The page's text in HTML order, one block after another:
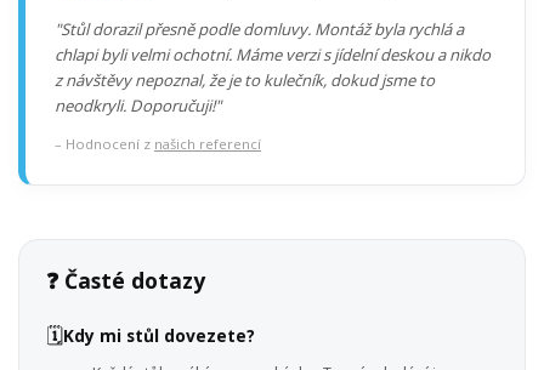
"Stůl dorazil přesně podle domluvy. Montáž byla rychlá a
chlapi byli velmi ochotní. Máme verzi s jídelní deskou a nikdo
z návštěvy nepoznal, že je to kulečník, dokud jsme to
neodkryli. Doporučuji!"
– Hodnocení z našich referencí
❓ Časté dotazy
🗓️Kdy mi stůl dovezete?